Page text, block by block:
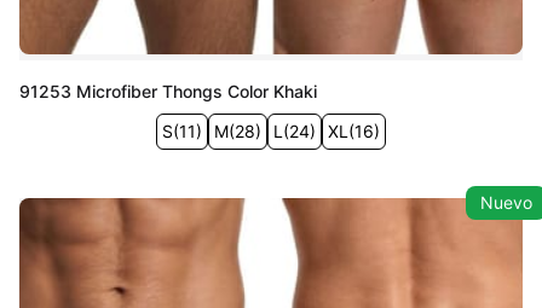
91253 Microfiber Thongs Color Khaki
S(11) M(28) L (24) XL (16)
Nuevo